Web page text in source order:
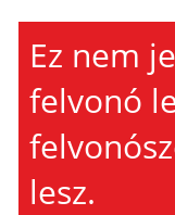
Ez nem
felvonó
lesz.